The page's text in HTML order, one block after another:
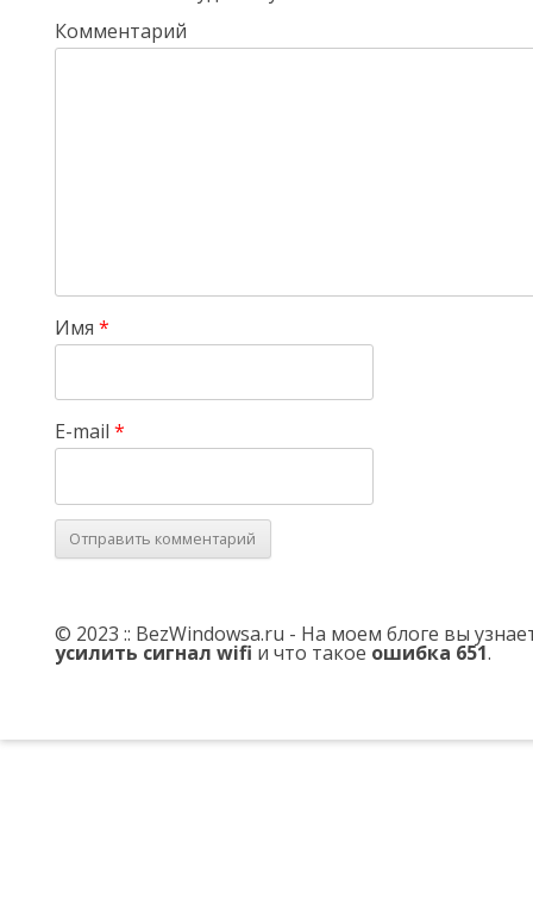
Комментарий
Имя *
E-mail *
© 2023 :: BezWindowsa.ru - На моем блоге вы
усилить сигнал wifi и что такое ошибка 651.